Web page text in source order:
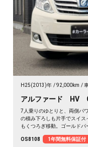
H25(2013)年 92,000km
アルファード HV
7人乗りのゆとりと、両側パ
の積み下ろしも片手でスイ
もくつろぎ移動。ゴールド
🚗✨💺🙌😊。ロングドライブ
OS8108 1年間無料保証付